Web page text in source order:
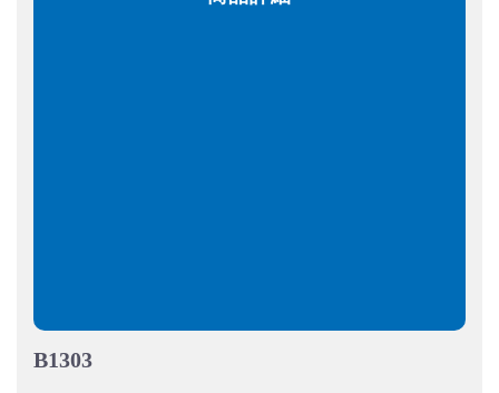
B1303